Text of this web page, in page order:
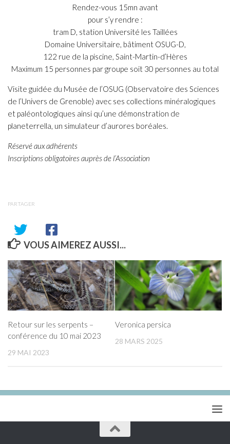
Rendez-vous 15mn avant
pour s’y rendre :
tram D, station Université les Taillées
Domaine Universitaire, bâtiment OSUG-D,
122 rue de la piscine, Saint-Martin-d’Hères
Maximum 15 personnes par groupe soit 30 personnes au total
Visite guidée du Musée de l’OSUG (Observatoire des Sciences
de l’Univers de Grenoble) avec ses collections minéralogiques
et paléontologiques ainsi qu’une démonstration de
planeterrella, un simulateur d’aurores boréales.
Réservé aux adhérents
Inscriptions obligatoires auprès de l’Association
PARTAGER
VOUS AIMEREZ AUSSI...
Retour sur les serpents –
conférence du 10 mai 2023
29 MAI 2023
Veronica persica
28 MARS 2025